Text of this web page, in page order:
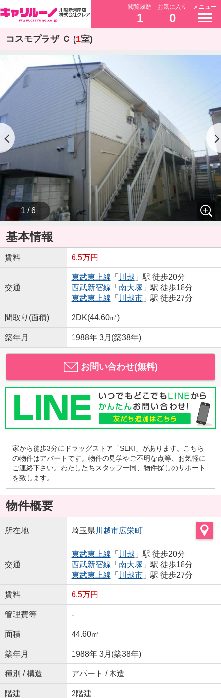
閲覧履歴
1
お気に入り
0
メニュー
コスモプラザ Ｃ (1室)
1 / 6
基本情報
賃料 6.5万円
交通
東武東上線 「 川越 」駅 徒歩20分
西武新宿線 「 南大塚 」駅 徒歩18分
東武東上線 「 川越市」駅 徒歩27分
間取り(面積) 2DK(44.60㎡)
築年月 1988年 3月(築38年)
お問い合わせ(無料)
家から徒歩3分にドラッグストア「SEKI」があります。こちら
の物件はアパートです。物件の見学やご不明な点等、お気軽に
ご連絡下さい。わたしたちスタッフ一同、物件探しのサポート
を致します。
物件概要
所在地 埼玉県 川越市広栄町
交通
東武東上線 「 川越 」駅 徒歩20分
西武新宿線 「 南大塚 」駅 徒歩18分
東武東上線 「 川越市」駅 徒歩27分
賃料 6.5万円
管理費等 -
面積 44.60㎡
築年月 1988年 3月(築38年)
種別 / 構造 アパート / 木造
階建 2階建